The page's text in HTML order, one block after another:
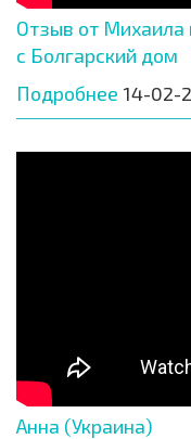
Отзыв от Михаила
с Болгарский дом
Подробнее 14-02-
Анна (Украина)